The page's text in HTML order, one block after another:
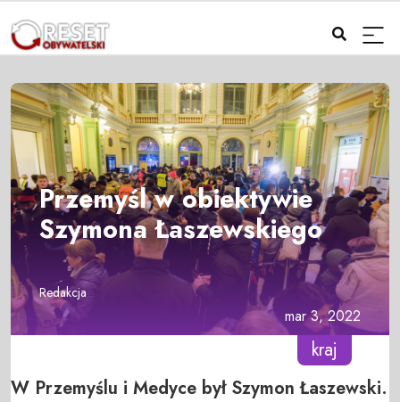
Przemyśl w obiektywie
Szymona Łaszewskiego
Redakcja
mar 3, 2022
kraj
W Przemyślu i Medyce był Szymon Łaszewski.